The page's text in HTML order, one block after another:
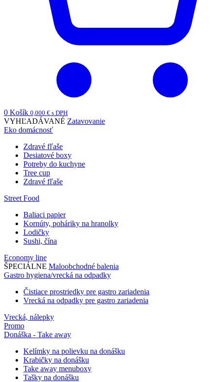
0 Košík 0,000 € s DPH
VYHĽADÁVANÉ Zatavovanie
Eko domácnosť
Zdravé fľaše
Desiatové boxy
Potreby do kuchyne
Tree cup
Zdravé fľaše
Street Food
Baliaci papier
Kornúty, poháriky na hranolky
Lodičky
Sushi, čína
Economy line
ŠPECIÁLNE Maloobchodné balenia
Gastro hygiena/vrecká na odpadky
Čistiace prostriedky pre gastro zariadenia
Vrecká na odpadky pre gastro zariadenia
Vrecká, nálepky
Promo
Donáška - Take away
Kelímky na polievku na donášku
Krabičky na donášku
Take away menuboxy
Tašky na donášku